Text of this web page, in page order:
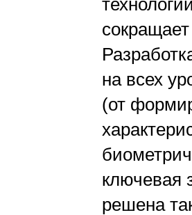
на всех
(от
ключевая
решена